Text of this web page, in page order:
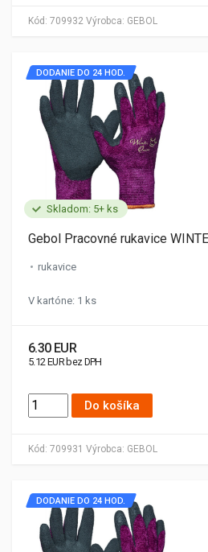
Kód: 709932 Výrobca: GEBOL
Skladom: 5+ ks
Kód: 709931 Výrobca: GEBOL
DODANIE DO 24 HOD.
Gebol Pracovné rukavice
rukavice
V kartóne: 1 ks
6.30 EUR
5.12 EUR bez DPH
Do košíka
DODANIE DO 24 HOD.